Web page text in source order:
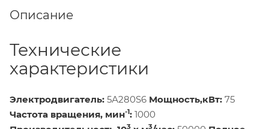
Описание
Технические
характеристики
Электродвигатель: 5А280S6 Мощность,кВт: 75
Частота вращения, мин-1: 1000
3 3